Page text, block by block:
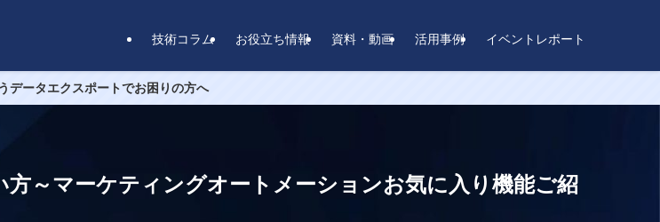
技術コラム お役立ち情報 資料・動画 活用事例 イベントレポート
データエクスポートでお困りの方へ
～マーケティングオートメーションお気に入り機能ご紹